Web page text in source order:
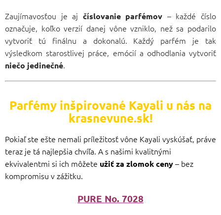
Zaujímavosťou je aj číslovanie parfémov – každé číslo
označuje, koľko verzií danej vône vzniklo, než sa podarilo
vytvoriť tú finálnu a dokonalú. Každý parfém je tak
výsledkom starostlivej práce, emócií a odhodlania vytvoriť
niečo jedinečné.
Parfémy inšpirované Kayali u nás na
krasnevune.sk!
Pokiaľ ste ešte nemali príležitosť vône Kayali vyskúšať, práve
teraz je tá najlepšia chvíľa. A s našimi kvalitnými
ekvivalentmi si ich môžete užiť za zlomok ceny– bez
kompromisu v zážitku.
PURE No. 7028